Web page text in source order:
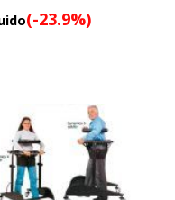
(-23.9%)